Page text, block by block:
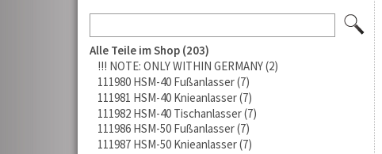
Alle Teile im Shop 203
!!! NOTE: ONLY WITHIN GERMANY 2
111980 HSM-40 Fußanlasser 7
111981 HSM-40 Knieanlasser 7
111982 HSM-40 Tischanlasser 7
111986 HSM-50 Fußanlasser 7
111987 HSM-50 Knieanlasser 7